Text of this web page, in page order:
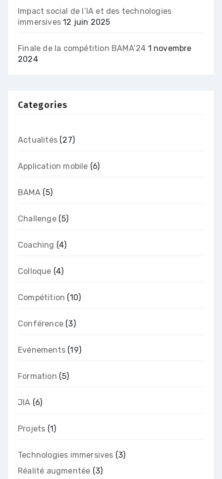
Impact social de l’IA et des technologies
immersives 12 juin 2025
Finale de la compétition BAMA’24 1 novembre
2024
Categories
Actualités (27)
Application mobile (6)
BAMA (5)
Challenge(5)
Coaching (4)
Colloque (4)
Compétition (10)
Conférence (3)
Evénements (19)
Formation (5)
JIA (6)
Projets (1)
Technologies immersives (3)
Réalité augmentée (3)